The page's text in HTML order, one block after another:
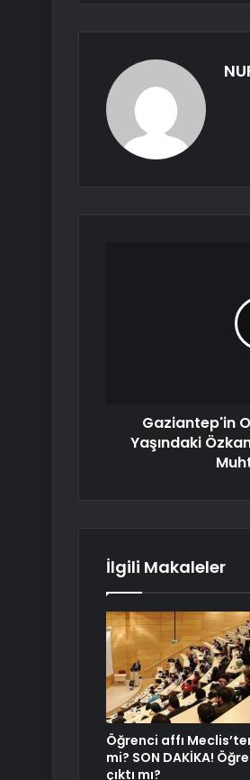
Gaziantep'in
Yaşındaki
İlgili Makaleler
Öğrenci affı
mi? SON DAKİKA!
çıktı mı?